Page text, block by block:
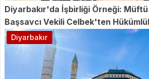
Diyarbakır'da İşbirliği Örneği:
Başsavcı Vekili Celbek'ten
Diyarbakır